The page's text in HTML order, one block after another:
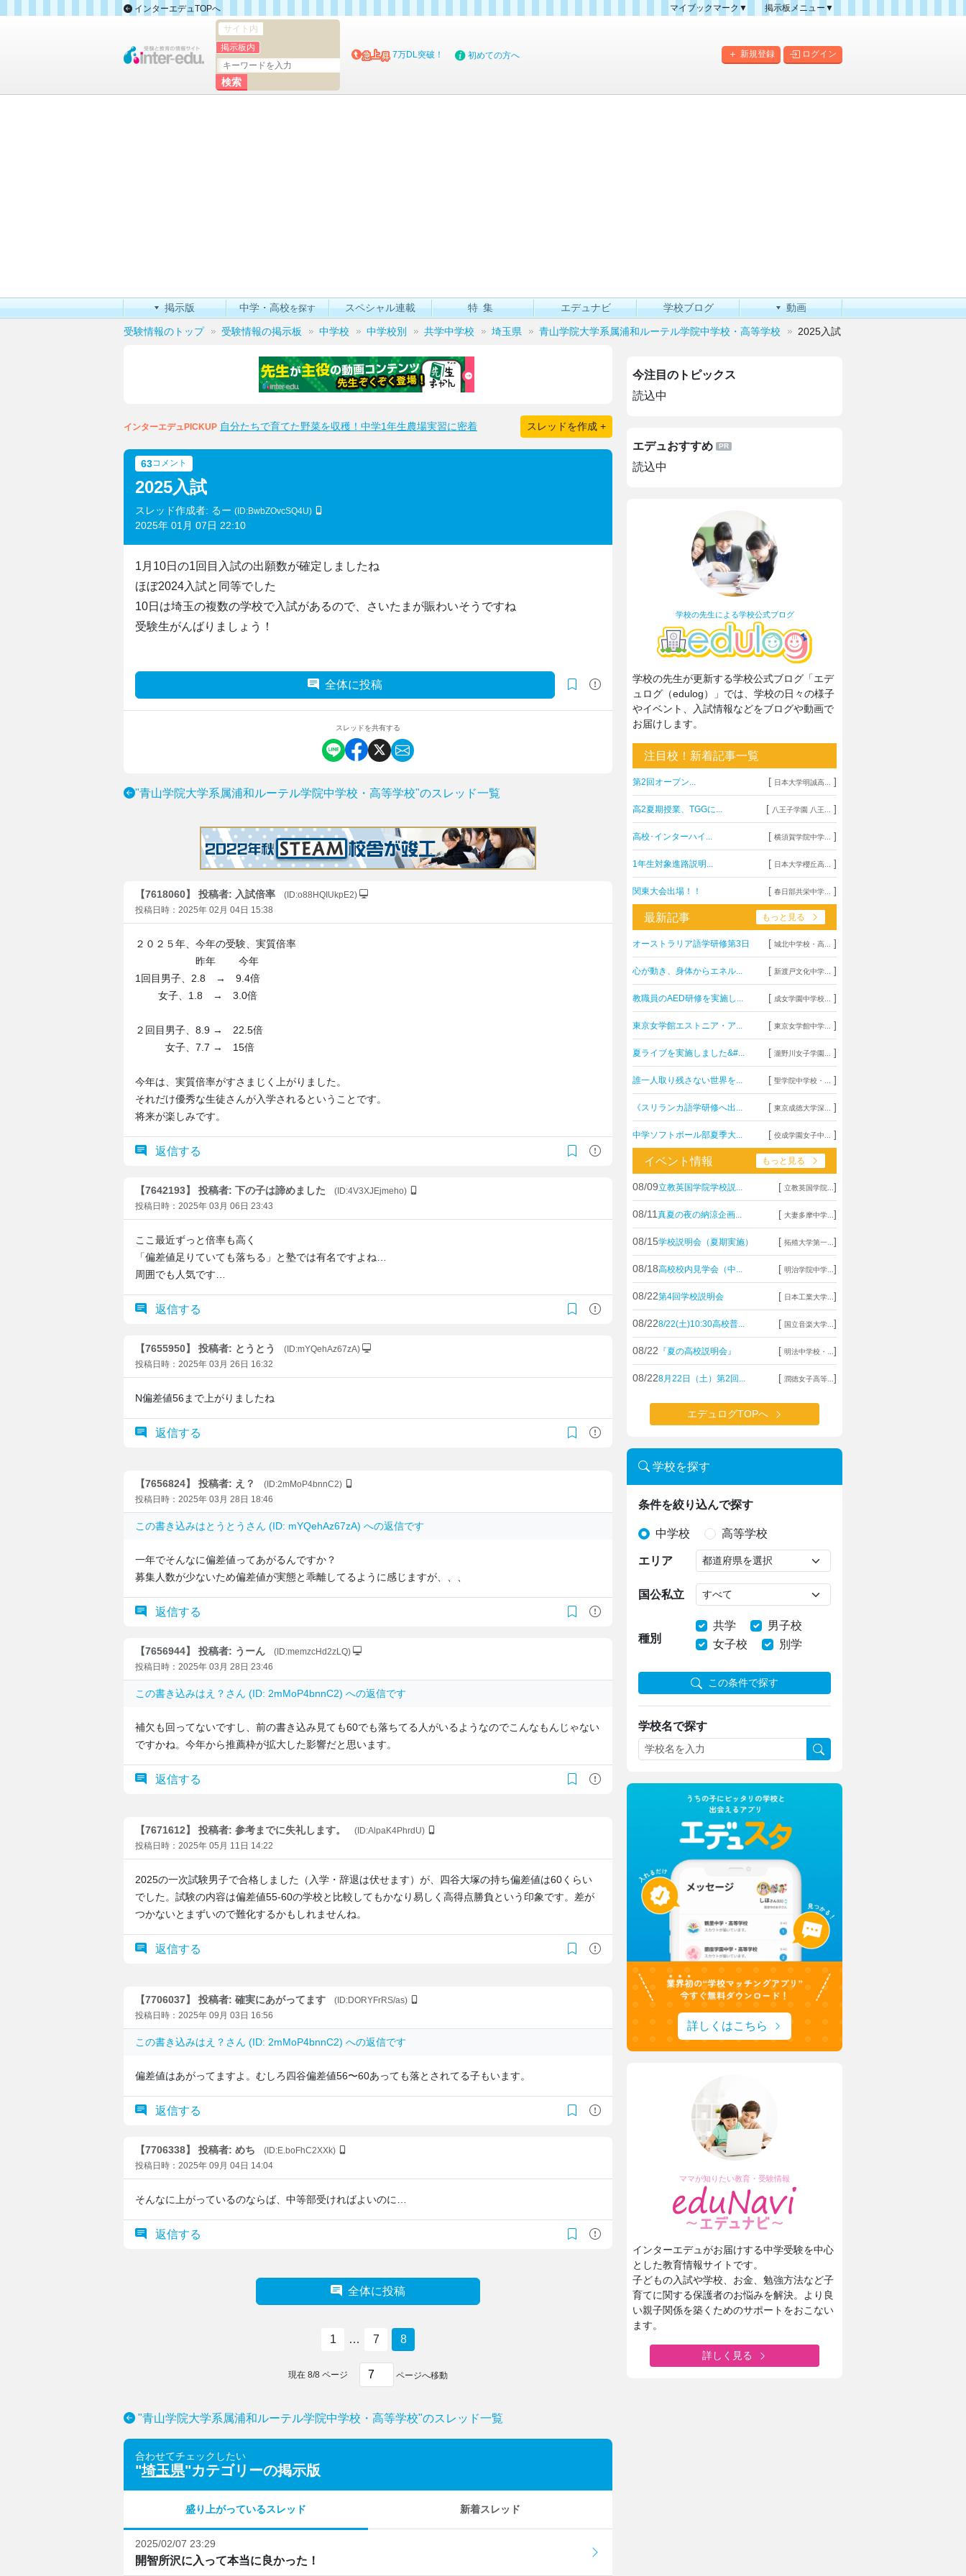
インターエデュTOPへ
マイブックマーク▼
掲示板メニュー▼
掲示板マップ
新規登録 ログイン
サイト内
掲示板内
7万DL突破！ 初めての方へ
掲示版 中学・高校を探す スペシャル連載 特集 エデュナビ 学校ブログ 動画
受験情報のトップ 受験情報の掲示板 中学校 中学校別 共学中学校 埼玉県 青山学院大学系属浦和ルーテル学院中学校・高等学校 2025入試
インターエデュPICKUP 自分たちで育てた野菜を収穫！中学1年生農場実習に密着 スレッドを作成 +
63コメント
2025入試
スレッド作成者: るー (ID:BwbZOvcSQ4U)
2025年 01月 07日 22:10
1月10日の1回目入試の出願数が確定しましたね
ほぼ2024入試と同等でした
10日は埼玉の複数の学校で入試があるので、さいたまが賑わいそうですね
受験生がんばりましょう！
全体に投稿
スレッドを共有する
"青山学院大学系属浦和ルーテル学院中学校・高等学校"のスレッド一覧
【7618060】 投稿者: 入試倍率
(ID:o88HQIUkpE2)
投稿日時：2025年 02月 04日 15:38
２０２５年、今年の受験、実質倍率
昨年 今年
1回目男子、2.8 → 9.4倍
女子、1.8 → 3.0倍
２回目男子、8.9 → 22.5倍
女子、7.7 → 15倍
今年は、実質倍率がすさまじく上がりました。
それだけ優秀な生徒さんが入学されるということです。
将来が楽しみです。
返信する
【7642193】 投稿者: 下の子は諦めました
(ID:4V3XJEjmeho)
投稿日時：2025年 03月 06日 23:43
ここ最近ずっと倍率も高く
「偏差値足りていても落ちる」と塾では有名ですよね…
周囲でも人気です…
返信する
【7655950】 投稿者: とうとう
(ID:mYQehAz67zA)
投稿日時：2025年 03月 26日 16:32
N偏差値56まで上がりましたね
返信する
【7656824】 投稿者: え？
(ID:2mMoP4bnnC2)
投稿日時：2025年 03月 28日 18:46
この書き込みはとうとう さん (ID: mYQehAz67zA) への返信です
一年でそんなに偏差値ってあがるんですか？
募集人数が少ないため偏差値が実態と乖離してるように感じますが、、、
返信する
【7656944】 投稿者: うーん
(ID:memzcHd2zLQ)
投稿日時：2025年 03月 28日 23:46
この書き込みはえ？ さん (ID: 2mMoP4bnnC2) への返信です
補欠も回ってないですし、前の書き込み見ても60でも落ちてる人がいるようなのでこんなもんじゃない
ですかね。今年から推薦枠が拡大した影響だと思います。
返信する
【7671612】 投稿者: 参考までに失礼します。
(ID:AlpaK4PhrdU)
投稿日時：2025年 05月 11日 14:22
2025の一次試験男子で合格しました（入学・辞退は伏せます）が、四谷大塚の持ち偏差値は60くらい
でした。試験の内容は偏差値55-60の学校と比較してもかなり易しく高得点勝負という印象です。差が
つかないとまずいので難化するかもしれませんね。
返信する
【7706037】 投稿者: 確実にあがってます
(ID:DORYFrRS/as)
投稿日時：2025年 09月 03日 16:56
この書き込みはえ？ さん (ID: 2mMoP4bnnC2) への返信です
偏差値はあがってますよ。むしろ四谷偏差値56〜60あっても落とされてる子もいます。
返信する
【7706338】 投稿者: めち
(ID:E.boFhC2XXk)
投稿日時：2025年 09月 04日 14:04
そんなに上がっているのならば、中等部受ければよいのに…
返信する
全体に投稿
1 … 7 8
現在 8/8 ページ ページへ移動
"青山学院大学系属浦和ルーテル学院中学校・高等学校"のスレッド一覧
合わせてチェックしたい
"埼玉県"カテゴリーの掲示版
盛り上がっているスレッド 新着スレッド
2025/02/07 23:29
開智所沢に入って本当に良かった！
今注目のトピックス
読込中
エデュおすすめ
読込中
学校の先生による学校公式ブログ
学校の先生が更新する学校公式ブログ「エデ
ュログ（edulog）」では、学校の日々の様子
やイベント、入試情報などをブログや動画で
お届けします。
注目校！新着記事一覧
第2回オープン... [ 日本大学明誠高... ]
高2夏期授業、TGGに... [ 八王子学園 八王... ]
高校･インターハイ... [ 横須賀学院中学... ]
1年生対象進路説明... [ 日本大学櫻丘高... ]
関東大会出場！！ [ 春日部共栄中学... ]
最新記事 もっと見る
オーストラリア語学研修第3日 [ 城北中学校・高... ]
心が動き、身体からエネル... [ 新渡戸文化中学... ]
教職員のAED研修を実施し... [ 成女学園中学校... ]
東京女学館エストニア・ア... [ 東京女学館中学... ]
夏ライブを実施しました&#... [ 瀧野川女子学園... ]
誰一人取り残さない世界を... [ 聖学院中学校・... ]
《スリランカ語学研修へ出... [ 東京成徳大学深... ]
中学ソフトボール部夏季大... [ 佼成学園女子中... ]
イベント情報 もっと見る
08/09立教英国学院学校説... [ 立教英国学院... ]
08/11 真夏の夜の納涼企画... [ 大妻多摩中学... ]
08/15学校説明会（夏期実施） [ 拓殖大学第一... ]
08/18高校校内見学会（中... [ 明治学院中学... ]
08/22第4回学校説明会 [ 日本工業大学... ]
08/228/22(土)10:30高校普... [ 国立音楽大学... ]
08/22 『夏の高校説明会』 [ 明法中学校・... ]
08/228月22日（土）第2回... [ 潤徳女子高等... ]
エデュログTOPへ
学校を探す
条件を絞り込んで探す
中学校 高等学校
エリア
国公私立
種別
共学
男子校
女子校
別学
この条件で探す
学校名で探す
詳しくはこちら
ママが知りたい教育・受験情報
インターエデュがお届けする中学受験を中心
とした教育情報サイトです。
子どもの入試や学校、お金、勉強方法など子
育てに関する保護者のお悩みを解決。より良
い親子関係を築くためのサポートをおこない
ます。
詳しく見る